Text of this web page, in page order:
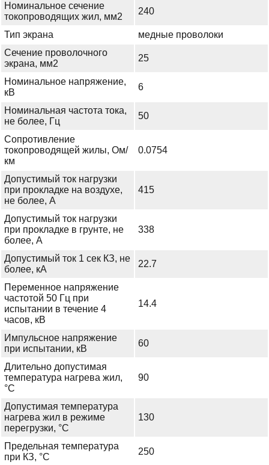
Номинальное сечение
токопроводящих жил, мм2
240
Тип экрана
медные проволоки
Сечение проволочного
экрана, мм2
25
Номинальное напряжение,
кВ
6
Номинальная частота тока,
не более, Гц
50
Сопротивление
токопроводящей жилы, Ом/
км
0.0754
Допустимый ток нагрузки
при прокладке на воздухе,
не более, А
415
Допустимый ток нагрузки
при прокладке в грунте, не
более, А
338
Допустимый ток 1 сек КЗ, не
более, кА
22.7
Переменное напряжение
частотой 50 Гц при
испытании в течение 4
часов, кВ
14.4
Импульсное напряжение
при испытании, кВ
60
Длительно допустимая
температура нагрева жил,
°С
90
Допустимая температура
нагрева жил в режиме
перегрузки, °С
130
Предельная температура
при КЗ, °С
250